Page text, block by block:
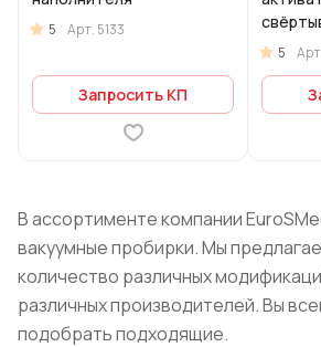
5 Арт. 5133
Запросить КП
5
В ассортименте компании
вакуумные пробирки. Мы
количество различных
различных производителей. Вы
подобрать подходящие.